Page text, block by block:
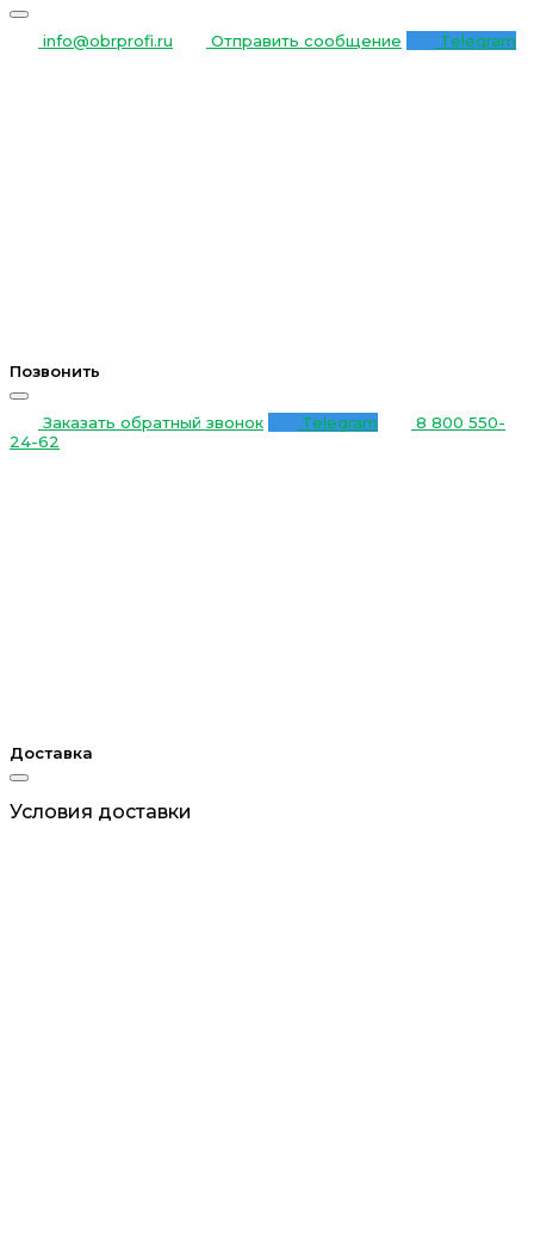
info@obrprofi.ru Отправить сообщение Telegram
Позвонить
Заказать обратный звонок Telegram
8 800 550-
24-62
Доставка
Условия доставки